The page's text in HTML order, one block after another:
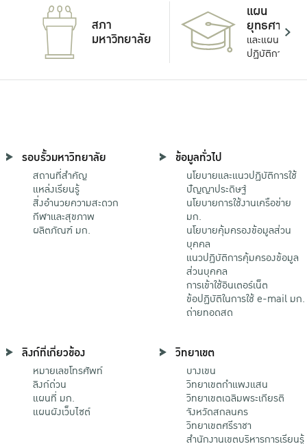
สภา
มหาวิทยาลัย
แผน
ยุทธศาสตร์
และแผน
ปฏิบัติการ
รอบรั้วมหาวิทยาลัย
สถานที่สำคัญ
แหล่งเรียนรู้
สิ่งอำนวยความสะดวก
กีฬาและสุขภาพ
ผลิตภัณฑ์ มก.
ข้อมูลทั่วไป
นโยบายและแนวปฏิบัติการใช้
ปัญญาประดิษฐ์
นโยบายการใช้งานเครือข่าย
มก.
นโยบายคุ้มครองข้อมูลส่วน
บุคคล
แนวปฏิบัติการคุ้มครองข้อมูล
ส่วนบุคคล
การเข้าใช้อินเตอร์เน็ต
ข้อปฏิบัติในการใช้ e-mail มก.
ถ่ายทอดสด
ลิงก์ที่เกี่ยวข้อง
หมายเลขโทรศัพท์
ลิงก์ด่วน
แผนที่ มก.
แผนผังเว็บไซต์
วิทยาเขต
บางเขน
วิทยาเขตกําแพงแสน
วิทยาเขตเฉลิมพระเกียรติ
จังหวัดสกลนคร
วิทยาเขตศรีราชา
สำนักงานเขตบริหารการเรียนรู้